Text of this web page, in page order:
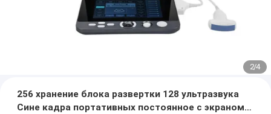
2/4
256 хранение блока развертки 128 ультразвука
Сине кадра портативных постоянное с экраном